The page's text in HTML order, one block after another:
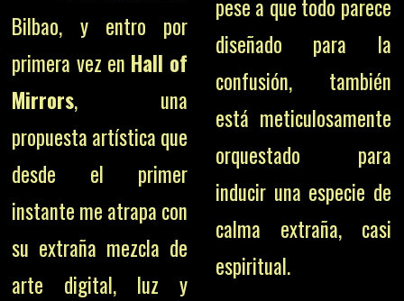
Bilbao, y entro por
primera vez en Hall of
Mirrors, una
propuesta artística que
desde el primer
instante me atrapa con
su extraña mezcla de
arte digital, luz y
pese a que todo parece
diseñado para la
confusión, también
está meticulosamente
orquestado para
inducir una especie de
calma extraña, casi
espiritual.